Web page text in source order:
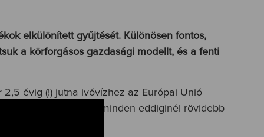
elkülönített gyűjtését. Különösen fontos,
a körforgásos gazdasági modellt, és a fenti
évig (!) jutna ivóvízhez az Európai Unió
a textiltermékek is minden eddiginél rövidebb